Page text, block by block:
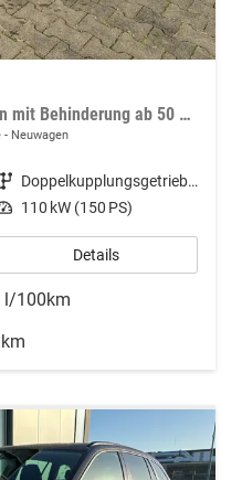
Essence Angebot f. Menschen mit Behinderung ab 50 %! 1.5 TSI Mild-Hybrid 150PS DSG/AUTOMATIK, 2-Zonen-Climatronic, Parksensoren hinten, Radio 10"/Bluetooth/DAB, Tempomat, LED-Scheinwerfer, M-Lederlenkrad, Dachreling, 8x Airbags
Neuwagen
Getriebe
Doppelkupplungsgetriebe (DSG)
Leistung 110 kW (150 PS)
Details
l/100km